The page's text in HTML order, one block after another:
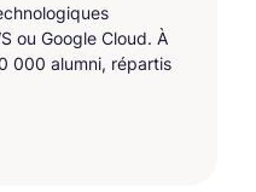
ou Google Cloud. À
000 alumni, répartis